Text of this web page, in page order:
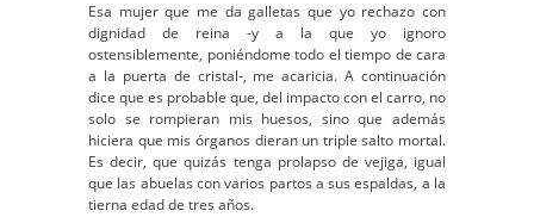
Esa mujer que me da galletas que yo rechazo con
dignidad de reina -y a la que yo ignoro
ostensiblemente, poniéndome todo el tiempo de cara
a la puerta de cristal-, me acaricia. A continuación
dice que es probable que, del impacto con el carro, no
solo se rompieran mis huesos, sino que además
hiciera que mis órganos dieran un triple salto mortal.
Es decir, que quizás tenga prolapso de vejiga, igual
que las abuelas con varios partos a sus espaldas, a la
tierna edad de tres años.